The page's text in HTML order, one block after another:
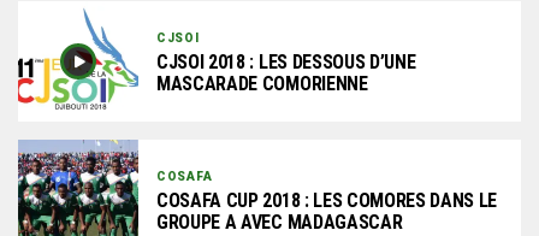
CJSOI
CJSOI 2018 : LES DESSOUS D’UNE
MASCARADE COMORIENNE
COSAFA
COSAFA CUP 2018 : LES COMORES DANS LE
GROUPE A AVEC MADAGASCAR